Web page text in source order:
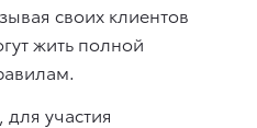
своих клиентов
жить полной
участия